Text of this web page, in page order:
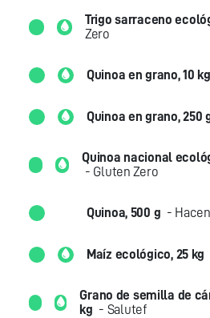
Trigo sarraceno
Zero
Quinoa en grano, 10 kg
Quinoa en grano, 250
Quinoa nacional
- Gluten Zero
Quinoa, 500 g -
Maíz ecológico, 25 kg
Grano de semilla de
kg - Salutef